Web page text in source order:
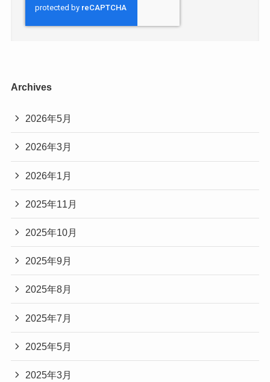
Archives
2026年5月
2026年3月
2026年1月
2025年11月
2025年10月
2025年9月
2025年8月
2025年7月
2025年5月
2025年3月